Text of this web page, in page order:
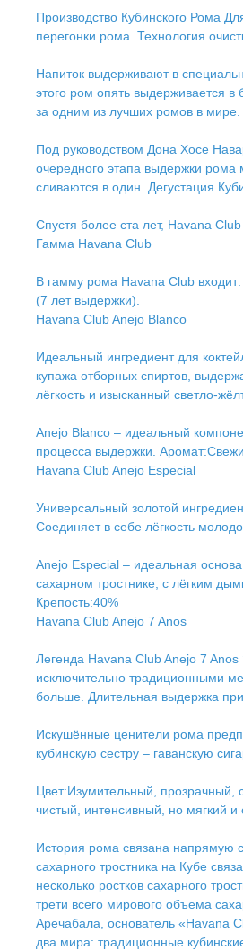
Производство Кубинского Рома
перегонки рома. Технология
Напиток выдерживают в
этого ром опять выдерживается
за одним из лучших ромов в мире.
Под руководством Дона Хосе
очередного этапа выдержки
сливаются в один. Дегустация
Спустя более ста лет, Havana
Гамма Havana Club
В гамму рома Havana Club
(7 лет выдержки).
Havana Club Anejo Blanco
Идеальный ингредиент для
купажа отборных спиртов,
лёгкость и изысканный светло-
Anejo Blanco – идеальный
процесса выдержки.
Havana Club Anejo Especial
Универсальный золотой
Соединяет в себе лёгкость
Anejo Especial – идеальная
сахарном тростнике, с лёгким
Крепость:40%
Havana Club Anejo 7 Anos
Легенда Havana Club Anejo 7 Anos
исключительно традиционными
больше. Длительная выдержка
Искушённые ценители рома
кубинскую сестру – гаванскую
Цвет:Изумительный, прозрачный,
чистый, интенсивный, но мягкий
История рома связана напрямую
сахарного тростника на Кубе
несколько ростков сахарного
трети всего мирового объема
Аречабала, основатель «Havana
два мира: традиционные